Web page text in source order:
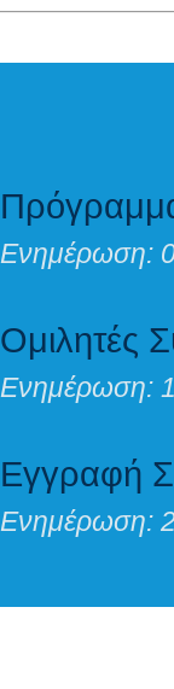
Ενημέρωση:
Ομιλητές
Ενημέρωση:
Εγγραφή
Ενημέρωση: